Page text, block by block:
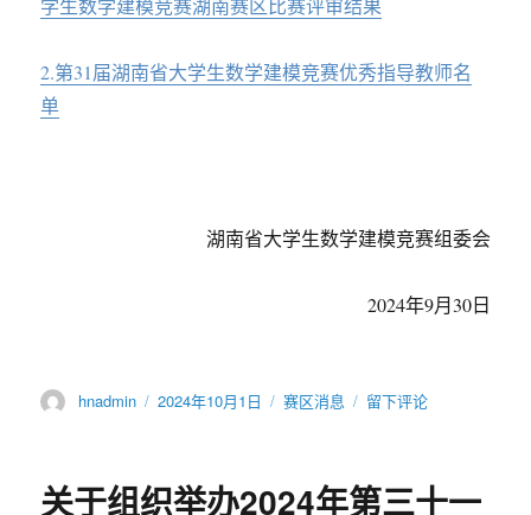
学生数学建模竞赛湖南赛区比赛评审结果
2.第31届湖南省大学生数学建模竞赛优秀指导教师名
单
湖南省大学生数学建模竞赛组委会
2024年9月30日
作
hnadmin
发
2024年10月1日
分
赛区消息
于
湖
留下评论
关于组织举办2024年第三十一